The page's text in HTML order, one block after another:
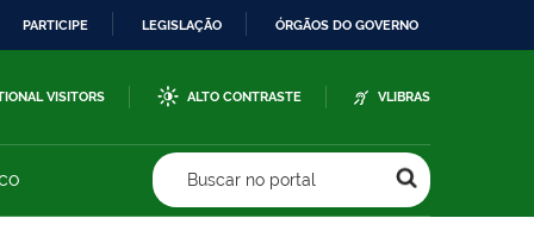
PARTICIPE LEGISLAÇÃO ÓRGÃOS DO GOVERNO
VISITORS ALTO CONTRASTE VLIBRAS
Buscar no portal